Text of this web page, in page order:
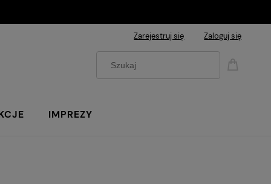
Zarejestruj się Zaloguj się
IMPREZY